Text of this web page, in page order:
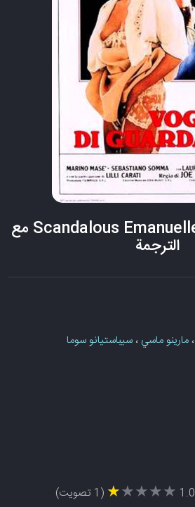
حمل فيلم Scandalous Emanuelle 1986 مع
الترجمة
،مارينو ماسي ،سيباستيانو سوما
1.0
★★★★★
★★★★★ (1 تصويت)